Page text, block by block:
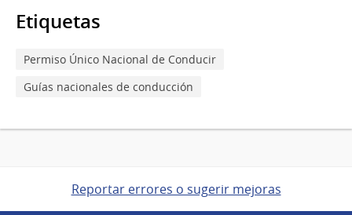
Etiquetas
Permiso Único Nacional de Conducir
Guías nacionales de conducción
Reportar errores o sugerir mejoras